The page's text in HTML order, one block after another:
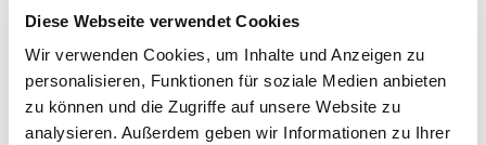
Diese Webseite verwendet Cookies
Wir verwenden Cookies, um Inhalte und Anzeigen zu
personalisieren, Funktionen für soziale Medien anbieten
zu können und die Zugriffe auf unsere Website zu
analysieren. Außerdem geben wir Informationen zu Ihrer
36132 Eiterfeld-Großentaft